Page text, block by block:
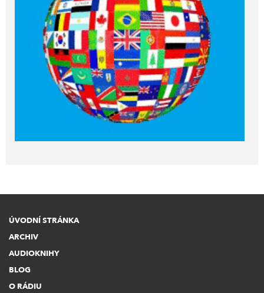
ÚVODNÍ STRÁNKA
ARCHIV
AUDIOKNIHY
BLOG
O RÁDIU